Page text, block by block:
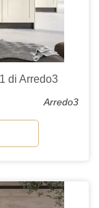
di Arredo3
Arredo3